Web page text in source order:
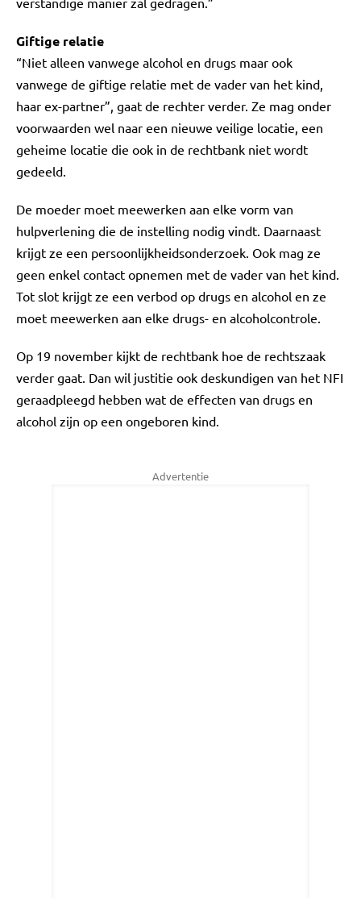
Giftige relatie
“Niet alleen vanwege alcohol en drugs maar ook
vanwege de giftige relatie met de vader van het kind,
haar ex-partner”, gaat de rechter verder. Ze mag onder
voorwaarden wel naar een nieuwe veilige locatie, een
geheime locatie die ook in de rechtbank niet wordt
gedeeld.
De moeder moet meewerken aan elke vorm van
hulpverlening die de instelling nodig vindt. Daarnaast
krijgt ze een persoonlijkheidsonderzoek. Ook mag ze
geen enkel contact opnemen met de vader van het kind.
Tot slot krijgt ze een verbod op drugs en alcohol en ze
moet meewerken aan elke drugs- en alcoholcontrole.
Op 19 november kijkt de rechtbank hoe de rechtszaak
verder gaat. Dan wil justitie ook deskundigen van het NFI
geraadpleegd hebben wat de effecten van drugs en
alcohol zijn op een ongeboren kind.
Advertentie